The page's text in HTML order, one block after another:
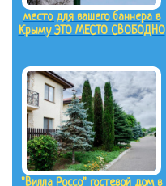
место для вашего баннера в
Крыму ЭТО МЕСТО СВОБОДНО
"Вилла Россо" гостевой дом в